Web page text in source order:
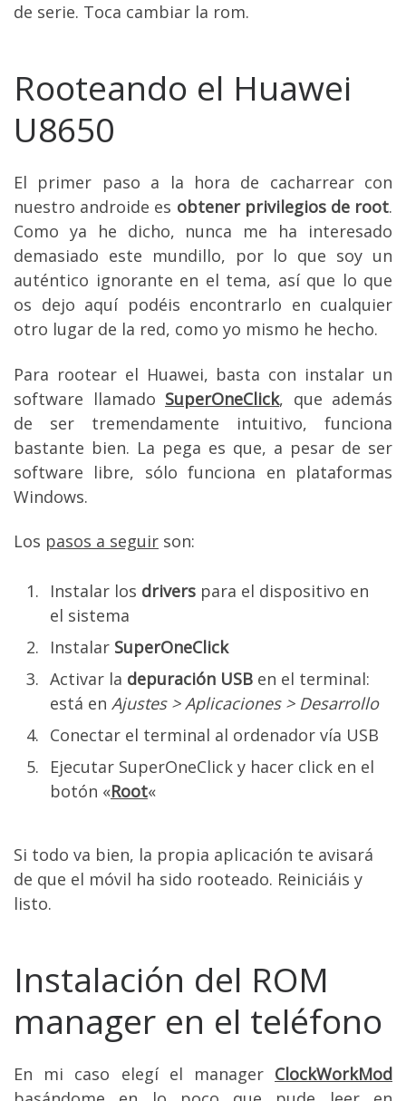
de serie. Toca cambiar la rom.
Rooteando el Huawei
U8650
El primer paso a la hora de cacharrear con
nuestro androide es obtener privilegios de root.
Como ya he dicho, nunca me ha interesado
demasiado este mundillo, por lo que soy un
auténtico ignorante en el tema, así que lo que
os dejo aquí podéis encontrarlo en cualquier
otro lugar de la red, como yo mismo he hecho.
Para rootear el Huawei, basta con instalar un
software llamado SuperOneClick, que además
de ser tremendamente intuitivo, funciona
bastante bien. La pega es que, a pesar de ser
software libre, sólo funciona en plataformas
Windows.
Los pasos a seguir son:
Instalar los drivers para el dispositivo en
el sistema
Instalar SuperOneClick
Activar la depuración USB en el terminal:
está en Ajustes > Aplicaciones > Desarrollo
Conectar el terminal al ordenador vía USB
Ejecutar SuperOneClick y hacer click en el
botón «Root«
Si todo va bien, la propia aplicación te avisará
de que el móvil ha sido rooteado. Reiniciáis y
listo.
Instalación del ROM
manager en el teléfono
En mi caso elegí el manager ClockWorkMod